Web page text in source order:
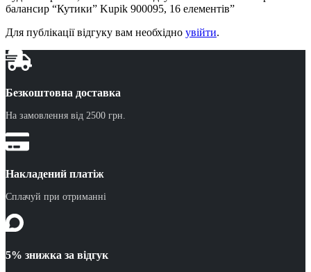
балансир “Кутики” Kupik 900095, 16 елементів”
Для публікації відгуку вам необхідно увійти.
Безкоштовна доставка
На замовлення від 2500 грн.
Накладений платіж
Сплачуй при отриманні
5% знижка за відгук